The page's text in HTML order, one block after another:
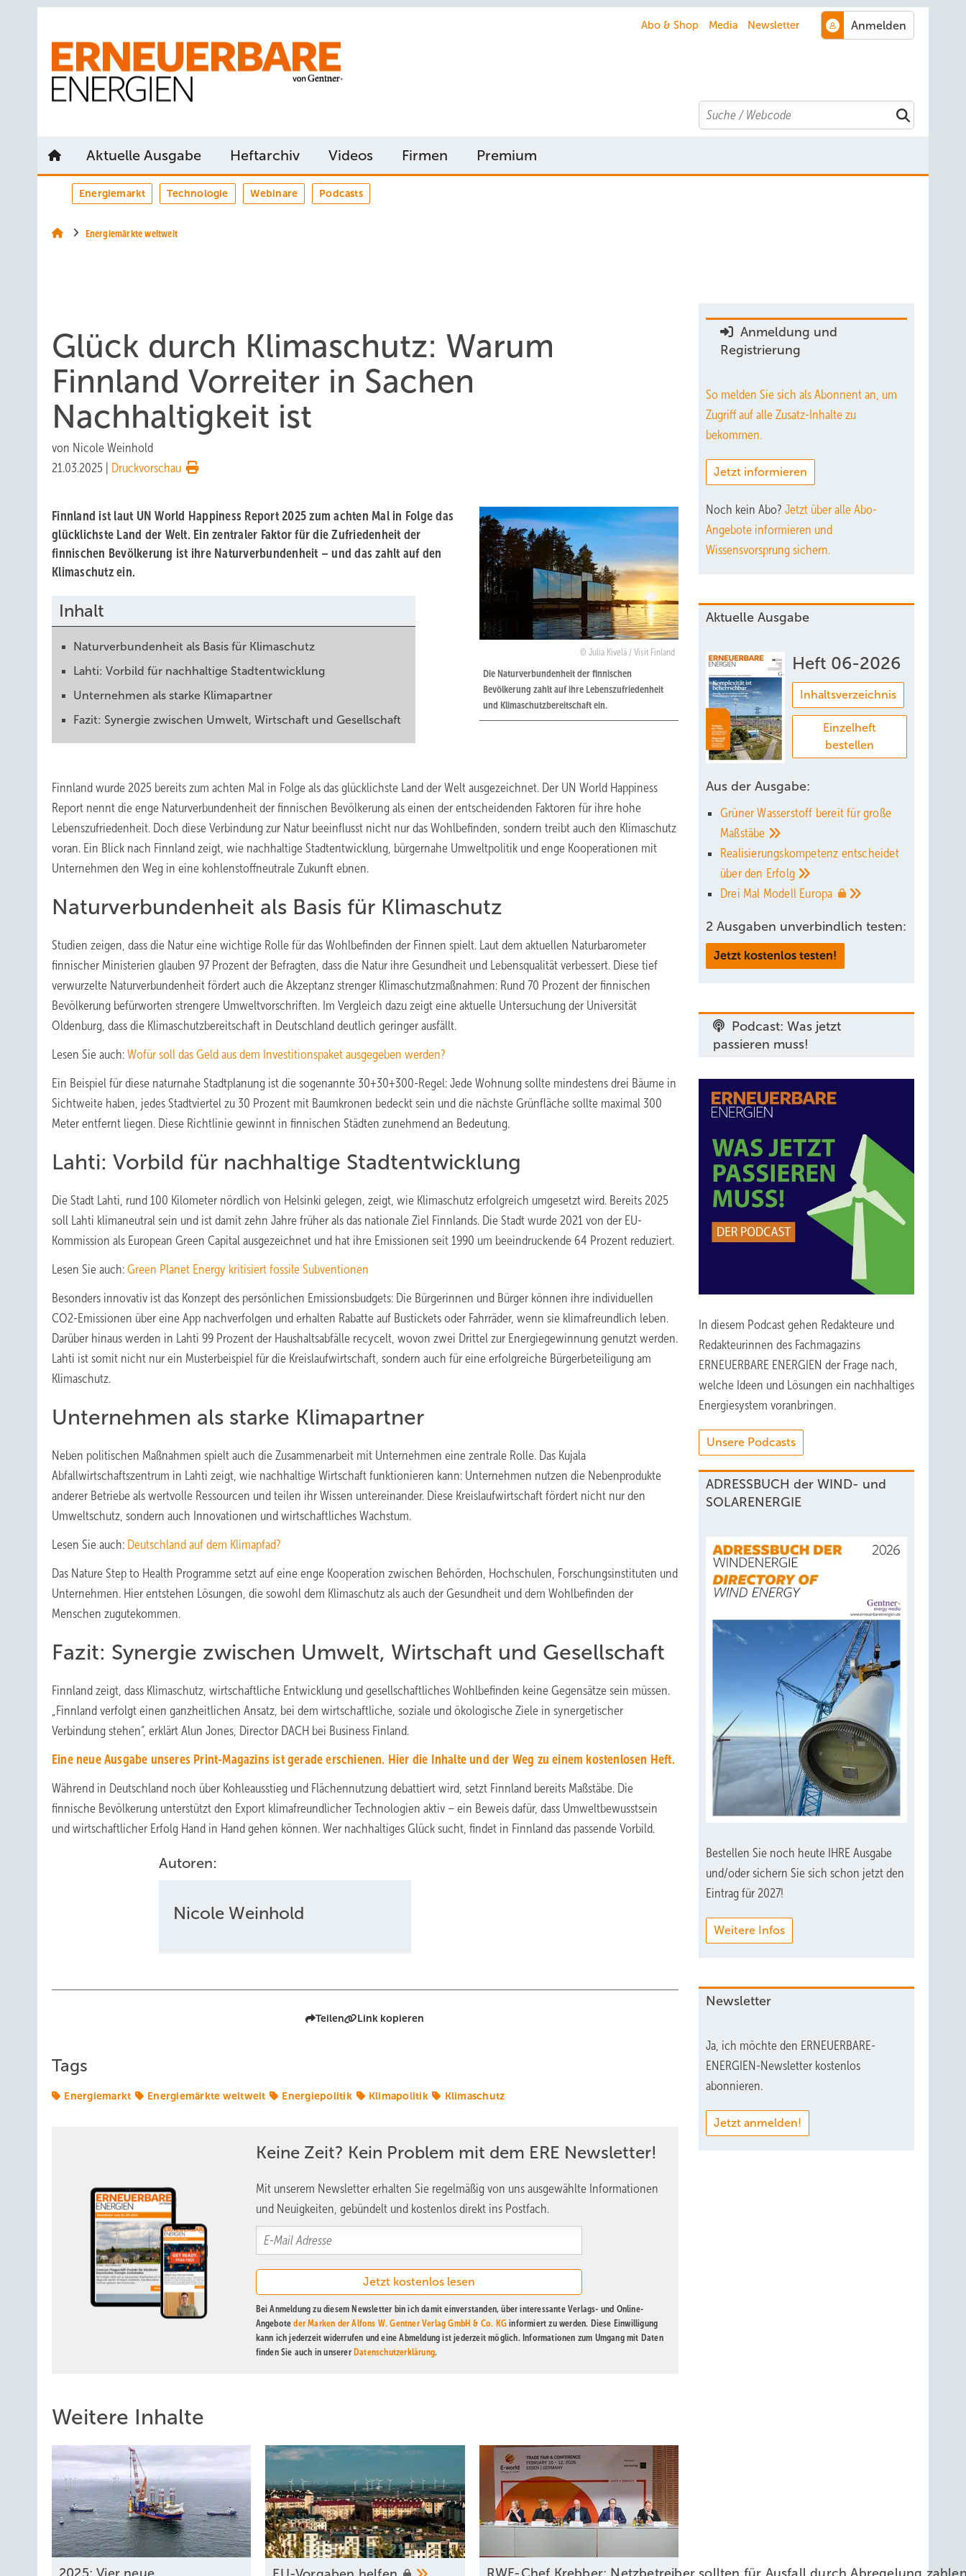
Abo & Shop Media Newsletter
Search
Aktuelle Ausgabe Heftarchiv Videos Firmen Premium
Energiemarkt Technologie Webinare Podcasts
Energiemärkte weltweit
Glück durch Klimaschutz: Warum
Finnland Vorreiter in Sachen
Nachhaltigkeit ist
von Nicole Weinhold
21.03.2025
Druckvorschau
Julia Kivelä / Visit Finland
Die Naturverbundenheit der finnischen
Bevölkerung zahlt auf ihre Lebenszufriedenheit
und Klimaschutzbereitschaft ein.
Finnland ist laut UN World Happiness Report 2025 zum achten Mal in Folge das
glücklichste Land der Welt. Ein zentraler Faktor für die Zufriedenheit der
finnischen Bevölkerung ist ihre Naturverbundenheit – und das zahlt auf den
Klimaschutz ein.
Inhalt
Naturverbundenheit als Basis für Klimaschutz
Lahti: Vorbild für nachhaltige Stadtentwicklung
Unternehmen als starke Klimapartner
Fazit: Synergie zwischen Umwelt, Wirtschaft und Gesellschaft
Finnland wurde 2025 bereits zum achten Mal in Folge als das glücklichste Land der Welt ausgezeichnet. Der UN World Happiness
Report nennt die enge Naturverbundenheit der finnischen Bevölkerung als einen der entscheidenden Faktoren für ihre hohe
Lebenszufriedenheit. Doch diese Verbindung zur Natur beeinflusst nicht nur das Wohlbefinden, sondern treibt auch den Klimaschutz
voran. Ein Blick nach Finnland zeigt, wie nachhaltige Stadtentwicklung, bürgernahe Umweltpolitik und enge Kooperationen mit
Unternehmen den Weg in eine kohlenstoffneutrale Zukunft ebnen.
Naturverbundenheit als Basis für Klimaschutz
Studien zeigen, dass die Natur eine wichtige Rolle für das Wohlbefinden der Finnen spielt. Laut dem aktuellen Naturbarometer
finnischer Ministerien glauben 97 Prozent der Befragten, dass die Natur ihre Gesundheit und Lebensqualität verbessert. Diese tief
verwurzelte Naturverbundenheit fördert auch die Akzeptanz strenger Klimaschutzmaßnahmen: Rund 70 Prozent der finnischen
Bevölkerung befürworten strengere Umweltvorschriften. Im Vergleich dazu zeigt eine aktuelle Untersuchung der Universität
Oldenburg, dass die Klimaschutzbereitschaft in Deutschland deutlich geringer ausfällt.
Lesen Sie auch: Wofür soll das Geld aus dem Investitionspaket ausgegeben werden?
Ein Beispiel für diese naturnahe Stadtplanung ist die sogenannte 30+30+300-Regel: Jede Wohnung sollte mindestens drei Bäume in
Sichtweite haben, jedes Stadtviertel zu 30 Prozent mit Baumkronen bedeckt sein und die nächste Grünfläche sollte maximal 300
Meter entfernt liegen. Diese Richtlinie gewinnt in finnischen Städten zunehmend an Bedeutung.
Lahti: Vorbild für nachhaltige Stadtentwicklung
Die Stadt Lahti, rund 100 Kilometer nördlich von Helsinki gelegen, zeigt, wie Klimaschutz erfolgreich umgesetzt wird. Bereits 2025
soll Lahti klimaneutral sein und ist damit zehn Jahre früher als das nationale Ziel Finnlands. Die Stadt wurde 2021 von der EU-
Kommission als European Green Capital ausgezeichnet und hat ihre Emissionen seit 1990 um beeindruckende 64 Prozent reduziert.
Lesen Sie auch: Green Planet Energy kritisiert fossile Subventionen
Besonders innovativ ist das Konzept des persönlichen Emissionsbudgets: Die Bürgerinnen und Bürger können ihre individuellen
CO2-Emissionen über eine App nachverfolgen und erhalten Rabatte auf Bustickets oder Fahrräder, wenn sie klimafreundlich leben.
Darüber hinaus werden in Lahti 99 Prozent der Haushaltsabfälle recycelt, wovon zwei Drittel zur Energiegewinnung genutzt werden.
Lahti ist somit nicht nur ein Musterbeispiel für die Kreislaufwirtschaft, sondern auch für eine erfolgreiche Bürgerbeteiligung am
Klimaschutz.
Unternehmen als starke Klimapartner
Neben politischen Maßnahmen spielt auch die Zusammenarbeit mit Unternehmen eine zentrale Rolle. Das Kujala
Abfallwirtschaftszentrum in Lahti zeigt, wie nachhaltige Wirtschaft funktionieren kann: Unternehmen nutzen die Nebenprodukte
anderer Betriebe als wertvolle Ressourcen und teilen ihr Wissen untereinander. Diese Kreislaufwirtschaft fördert nicht nur den
Umweltschutz, sondern auch Innovationen und wirtschaftliches Wachstum.
Lesen Sie auch: Deutschland auf dem Klimapfad?
Das Nature Step to Health Programme setzt auf eine enge Kooperation zwischen Behörden, Hochschulen, Forschungsinstituten und
Unternehmen. Hier entstehen Lösungen, die sowohl dem Klimaschutz als auch der Gesundheit und dem Wohlbefinden der
Menschen zugutekommen.
Fazit: Synergie zwischen Umwelt, Wirtschaft und Gesellschaft
Finnland zeigt, dass Klimaschutz, wirtschaftliche Entwicklung und gesellschaftliches Wohlbefinden keine Gegensätze sein müssen.
„Finnland verfolgt einen ganzheitlichen Ansatz, bei dem wirtschaftliche, soziale und ökologische Ziele in synergetischer
Verbindung stehen“, erklärt Alun Jones, Director DACH bei Business Finland.
Eine neue Ausgabe unseres Print-Magazins ist gerade erschienen. Hier die Inhalte und der Weg zu einem kostenlosen Heft.
Während in Deutschland noch über Kohleausstieg und Flächennutzung debattiert wird, setzt Finnland bereits Maßstäbe. Die
finnische Bevölkerung unterstützt den Export klimafreundlicher Technologien aktiv – ein Beweis dafür, dass Umweltbewusstsein
und wirtschaftlicher Erfolg Hand in Hand gehen können. Wer nachhaltiges Glück sucht, findet in Finnland das passende Vorbild.
Autoren:
Nicole Weinhold
Teilen Link kopieren
Tags
Energiemarkt Energiemärkte weltweit Energiepolitik Klimapolitik Klimaschutz
Keine Zeit? Kein Problem mit dem ERE Newsletter!
Mit unserem Newsletter erhalten Sie regelmäßig von uns ausgewählte Informationen
und Neuigkeiten, gebündelt und kostenlos direkt ins Postfach.
Bei Anmeldung zu diesem Newsletter bin ich damit einverstanden, über interessante Verlags- und Online-
Angeboteder Marken der Alfons W. Gentner Verlag GmbH & Co. KG informiert zu werden. Diese Einwilligung
kann ich jederzeit widerrufen und eine Abmeldung ist jederzeit möglich. Informationen zum Umgang mit Daten
finden Sie auch in unserer Datenschutzerklärung.
Weitere Inhalte
Anmeldung und
Registrierung
So melden Sie sich als Abonnent an, um
Zugriff auf alle Zusatz-Inhalte zu
bekommen.
Jetzt informieren
Noch kein Abo? Jetzt über alle Abo-
Angebote informieren und
Wissensvorsprung sichern.
Aktuelle Ausgabe
Heft 06-2026
Inhaltsverzeichnis
Einzelheft
bestellen
Aus der Ausgabe:
Grüner Wasserstoff bereit für große
Maßstäbe
Realisierungskompetenz entscheidet
über den Erfolg
Drei Mal Modell Europa
2 Ausgaben unverbindlich testen:
Jetzt kostenlos testen!
Podcast: Was jetzt
passieren muss!
In diesem Podcast gehen Redakteure und
Redakteurinnen des Fachmagazins
ERNEUERBARE ENERGIEN der Frage nach,
welche Ideen und Lösungen ein nachhaltiges
Energiesystem voranbringen.
Unsere Podcasts
ADRESSBUCH der WIND- und
SOLARENERGIE
Bestellen Sie noch heute IHRE Ausgabe
und/oder sichern Sie sich schon jetzt den
Eintrag für 2027!
Weitere Infos
Newsletter
Ja, ich möchte den ERNEUERBARE-
ENERGIEN-Newsletter kostenlos
abonnieren.
Jetzt anmelden!